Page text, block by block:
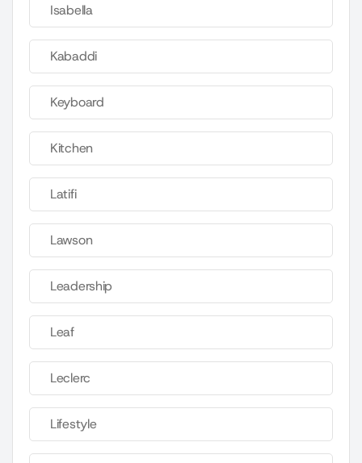
Isabella
Kabaddi
Keyboard
Kitchen
Latifi
Lawson
Leadership
Leaf
Leclerc
Lifestyle